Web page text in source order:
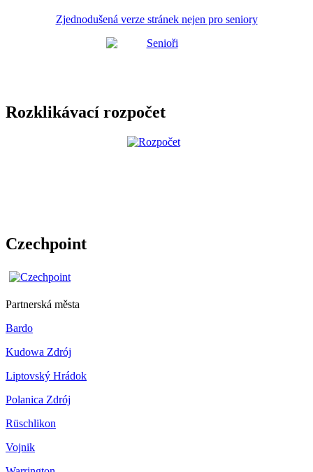
Zjednodušená verze stránek nejen pro seniory
Rozklikávací rozpočet
Czechpoint
Partnerská města
Bardo
Kudowa Zdrój
Liptovský Hrádok
Polanica Zdrój
Rüschlikon
Vojnik